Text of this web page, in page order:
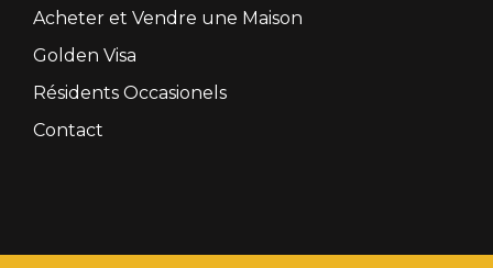
Acheter et Vendre une Maison
Golden Visa
Résidents Occasionels
Contact